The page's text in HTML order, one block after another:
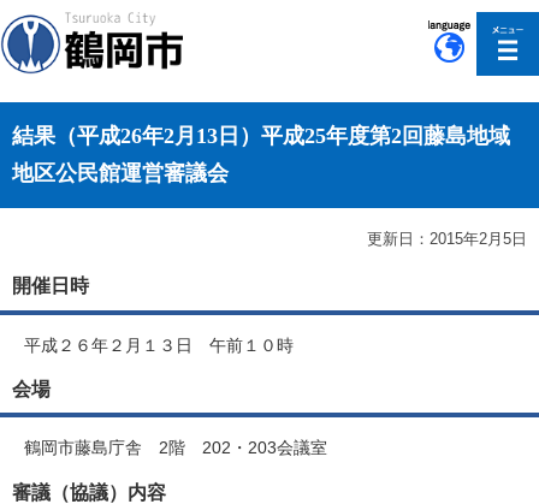
結果（平成26年2月13日）平成25年度第2回藤島地域
地区公民館運営審議会
更新日：2015年2月5日
開催日時
平成２６年２月１３日 午前１０時
会場
鶴岡市藤島庁舎 2階 202・203会議室
審議（協議）内容